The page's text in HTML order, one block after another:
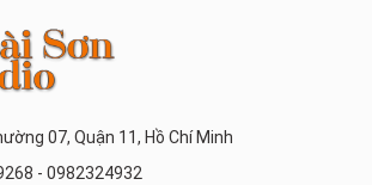
07, Quận 11, Hồ Chí Minh
- 0982324932